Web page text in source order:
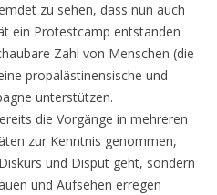
zu sehen, dass nun auch
ein Protestcamp entstanden
Zahl von Menschen (die
propalästinensische und
unterstützen.
die Vorgänge in mehreren
zur Kenntnis genommen,
und Disput geht, sondern
und Aufsehen erregen